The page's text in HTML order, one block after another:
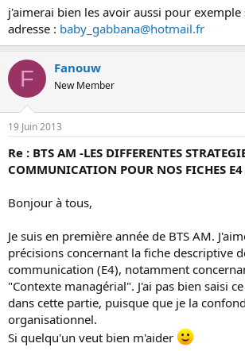
j'aimerai bien les avoir aussi pour
adresse : baby_gabbana@hotmail.fr
F Fanouw
New Member
19 Juin 2013
Re : BTS AM -LES DIFFERENTES
COMMUNICATION POUR NOS FICHES E4
Bonjour à tous,
Je suis en première année de BTS AM.
précisions concernant la fiche descriptive
communication (E4), notamment
"Contexte managérial". J'ai pas bien saisi
dans cette partie, puisque que je la
organisationnel.
Si quelqu'un veut bien m'aider